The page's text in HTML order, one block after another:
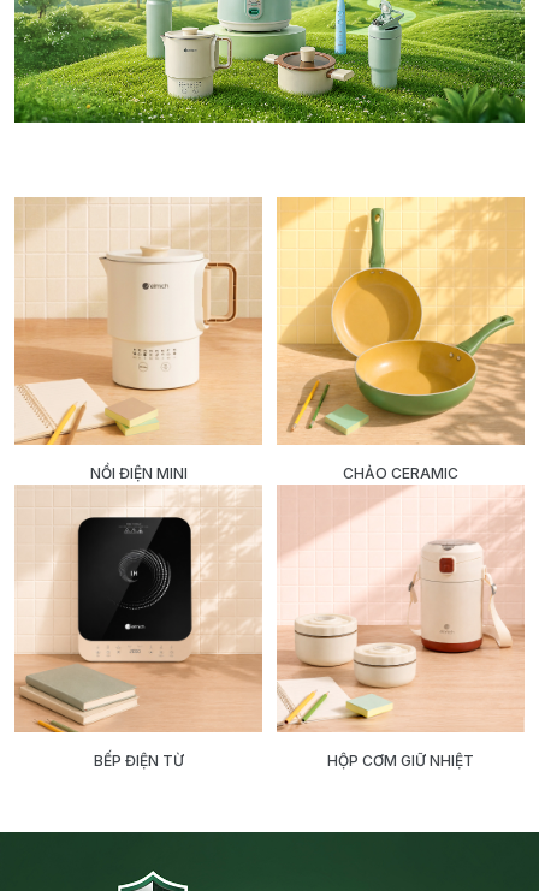
NỒI ĐIỆN MINI CHẢO CERAMIC
BẾP ĐIỆN TỪ HỘP CƠM GIỮ NHIỆT